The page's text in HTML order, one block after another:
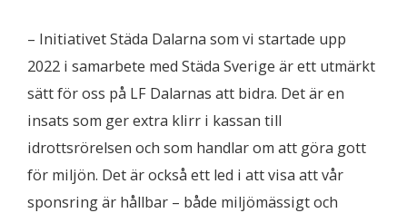
– Initiativet Städa Dalarna som vi startade upp
2022 i samarbete med Städa Sverige är ett utmärkt
sätt för oss på LF Dalarnas att bidra. Det är en
insats som ger extra klirr i kassan till
idrottsrörelsen och som handlar om att göra gott
för miljön. Det är också ett led i att visa att vår
sponsring är hållbar – både miljömässigt och